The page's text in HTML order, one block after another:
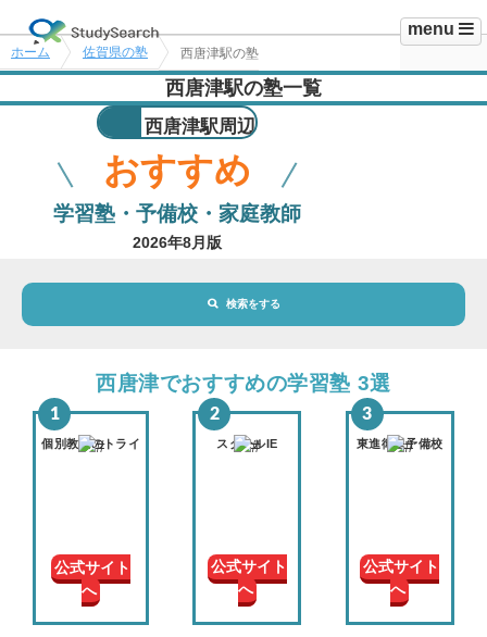
menu
ホーム 佐賀県の塾 西唐津駅の塾
西唐津駅の塾一覧
西唐津駅周辺
おすすめ
学習塾・予備校・家庭教師
2026年8月版
検索をする
地域・駅 西唐津駅
路線・駅 選択されていません
学年
授業形
式
西唐津でおすすめの学習塾 3選
個別教室のトライ
公式サイト
へ
スクールIE
公式サイト
へ
東進衛星予備校
公式サイト
へ